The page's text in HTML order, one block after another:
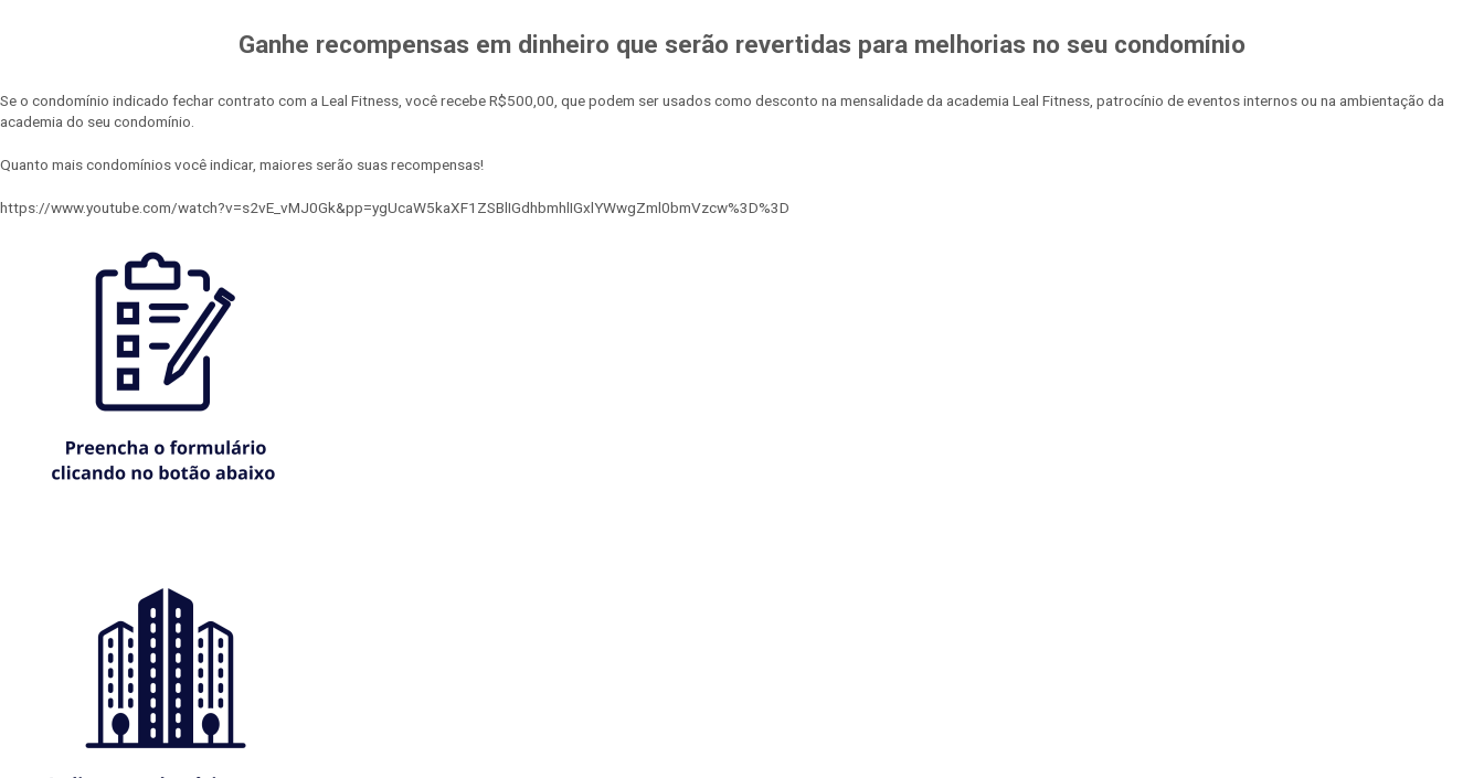
Ganhe recompensas em dinheiro que serão revertidas para melhorias no seu condomínio
Se o condomínio indicado fechar contrato com a Leal Fitness, você recebe R$500,00, que podem ser usados como desconto na mensalidade da academia Leal Fitness, patrocínio de eventos internos ou na ambientação da
academia do seu condomínio.
Quanto mais condomínios você indicar, maiores serão suas recompensas!
https://www.youtube.com/watch?v=s2vE_vMJ0Gk&pp=ygUcaW5kaXF1ZSBlIGdhbmhlIGxlYWwgZml0bmVzcw%3D%3D